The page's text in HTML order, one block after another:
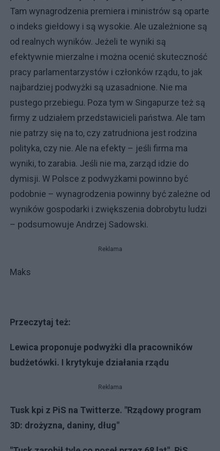
Tam wynagrodzenia premiera i ministrów są oparte
o indeks giełdowy i są wysokie. Ale uzależnione są
od realnych wyników. Jeżeli te wyniki są
efektywnie mierzalne i można ocenić skuteczność
pracy parlamentarzystów i członków rządu, to jak
najbardziej podwyżki są uzasadnione. Nie ma
pustego przebiegu. Poza tym w Singapurze też są
firmy z udziałem przedstawicieli państwa. Ale tam
nie patrzy się na to, czy zatrudniona jest rodzina
polityka, czy nie. Ale na efekty – jeśli firma ma
wyniki, to zarabia. Jeśli nie ma, zarząd idzie do
dymisji. W Polsce z podwyżkami powinno być
podobnie – wynagrodzenia powinny być zależne od
wyników gospodarki i zwiększenia dobrobytu ludzi
– podsumowuje Andrzej Sadowski.
Reklama
Maks
Przeczytaj też:
Lewica proponuje podwyżki dla pracowników
budżetówki. I krytykuje działania rządu
Reklama
Tusk kpi z PiS na Twitterze. "Rządowy program
3D: drożyzna, daniny, dług"